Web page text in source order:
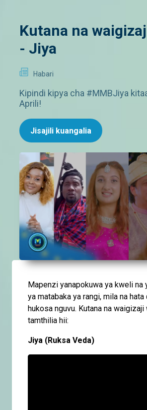
Kutana na
- Jiya
Habari
Kipindi kipya cha #MMBJiya
Aprili!
Jisajili kuangalia
Mapenzi yanapokuwa ya kweli na
ya matabaka ya rangi, mila na
hukosa nguvu. Kutana na
tamthilia hii:
Jiya (Ruksa Veda)